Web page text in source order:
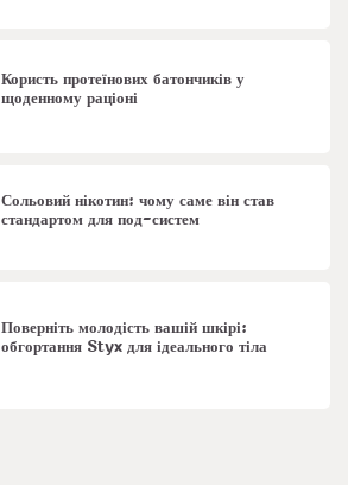
Користь протеїнових батончиків у
щоденному раціоні
Сольовий нікотин: чому саме він став
стандартом для под-систем
Поверніть молодість вашій шкірі:
обгортання Styx для ідеального тіла